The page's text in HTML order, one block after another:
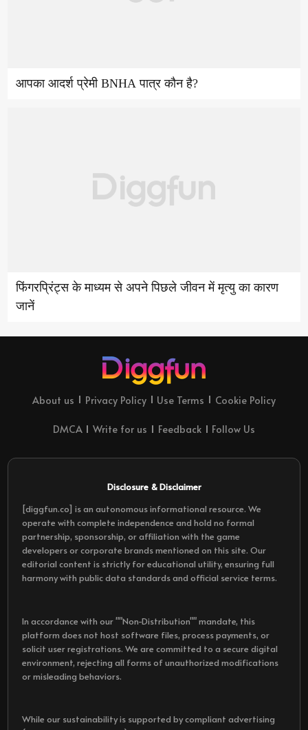
आपका आदर्श प्रेमी BNHA पात्र कौन है?
फिंगरप्रिंट्स के माध्यम से अपने पिछले जीवन में मृत्यु का कारण
जानें
About us Privacy Policy Use Terms Cookie Policy
DMCA Write for us Feedback Follow Us
Disclosure & Disclaimer
[diggfun.co] is an autonomous informational resource. We
operate with complete independence and hold no formal
partnership, sponsorship, or affiliation with the game
developers or corporate brands mentioned on this site. Our
editorial content is strictly for educational utility, ensuring full
harmony with public data standards and official service terms.
In accordance with our ""Non-Distribution"" mandate, this
platform does not host software files, process payments, or
solicit user registrations. We are committed to a secure digital
environment, rejecting all forms of unauthorized modifications
or misleading behaviors.
While our sustainability is supported by compliant advertising